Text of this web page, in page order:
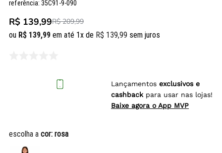
referência: 35C91-9-090
R$ 139,99R$ 209,99
ou R$ 139,99 em até 1x de R$ 139,99 sem juros
Lançamentos exclusivos e
cashback para usar nas lojas!
Baixe agora o App MVP
escolha a cor: rosa